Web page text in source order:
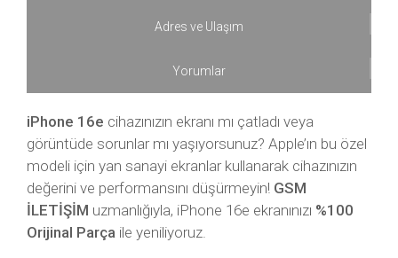
Adres ve Ulaşım
Yorumlar
iPhone 16e cihazınızın ekranı mı çatladı veya
görüntüde sorunlar mı yaşıyorsunuz? Apple’ın bu özel
modeli için yan sanayi ekranlar kullanarak cihazınızın
değerini ve performansını düşürmeyin! GSM
İLETİŞİM uzmanlığıyla, iPhone 16e ekranınızı %100
Orijinal Parça ile yeniliyoruz.